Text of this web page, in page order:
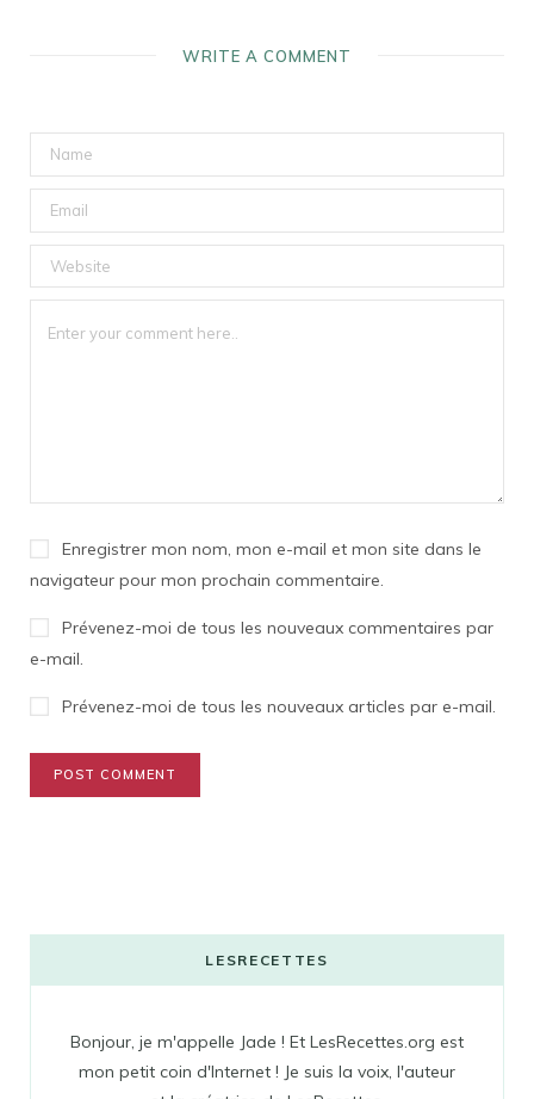
WRITE A COMMENT
Enregistrer mon nom, mon e-mail et mon site dans le
navigateur pour mon prochain commentaire.
Prévenez-moi de tous les nouveaux commentaires par
e-mail.
Prévenez-moi de tous les nouveaux articles par e-mail.
LESRECETTES
Bonjour, je m'appelle Jade ! Et LesRecettes.org est
mon petit coin d'Internet ! Je suis la voix, l'auteur